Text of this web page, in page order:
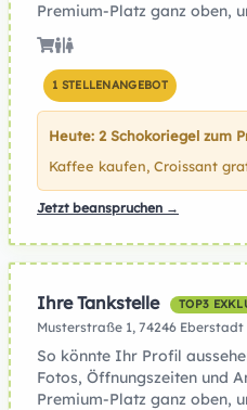
Premium-Platz ganz oben,
1 STELLENANGEBOT
Heute: 2 Schokoriegel zum
Kaffee kaufen, Croissant
Jetzt beanspruchen →
Ihre Tankstelle TOP3
Musterstraße 1, 74246 Eberstadt
So könnte Ihr Profil
Fotos, Öffnungszeiten und
Premium-Platz ganz oben,